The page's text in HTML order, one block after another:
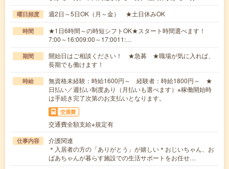
曜日頻度 週2日～5日OK（月～金） ★土日休みOK
時間
★1日6時間～の時短シフトOK★スタート時間選べます！
7:00～16:009:00～17:0011:…
期間
開始日はご相談ください！ ★急募 ★職場が気に入れば、
長期でも働けます！
時給
無資格未経験：時給1600円～ 経験者：時給1800円～ ★
日払い／週払い制度あり（月払いも選べます）※稼働開始時
は手続き完了次第のお支払いとなります。
交通費
交通費全額支給※規定有
仕事内容
介護関連
＊入居者の方の「ありがとう」が嬉しい＊おじいちゃん、お
ばあちゃんが暮らす施設での生活サポートをお任せ…